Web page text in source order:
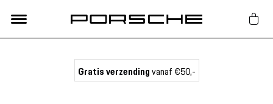
Gratis verzendingvanaf €50,-